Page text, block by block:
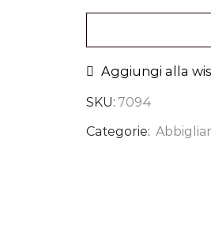
Aggiungi alla
SKU: 7094
Categorie: